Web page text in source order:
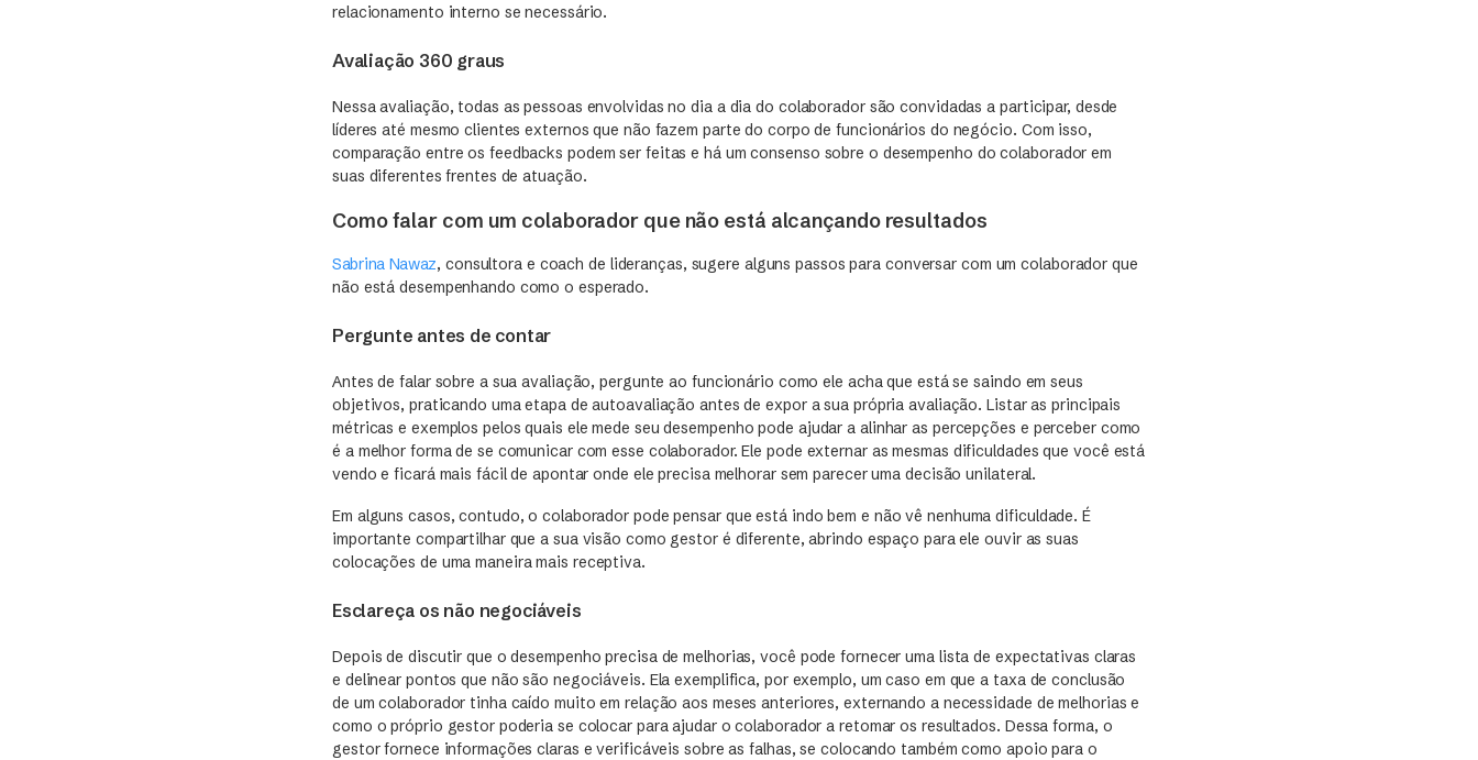
relacionamento interno se necessário.
Avaliação 360 graus
Nessa avaliação, todas as pessoas envolvidas no dia a dia do colaborador são convidadas a participar, desde
líderes até mesmo clientes externos que não fazem parte do corpo de funcionários do negócio. Com isso,
comparação entre os feedbacks podem ser feitas e há um consenso sobre o desempenho do colaborador em
suas diferentes frentes de atuação.
Como falar com um colaborador que não está alcançando resultados
Sabrina Nawaz, consultora e coach de lideranças, sugere alguns passos para conversar com um colaborador que
não está desempenhando como o esperado.
Pergunte antes de contar
Antes de falar sobre a sua avaliação, pergunte ao funcionário como ele acha que está se saindo em seus
objetivos, praticando uma etapa de autoavaliação antes de expor a sua própria avaliação. Listar as principais
métricas e exemplos pelos quais ele mede seu desempenho pode ajudar a alinhar as percepções e perceber como
é a melhor forma de se comunicar com esse colaborador. Ele pode externar as mesmas dificuldades que você está
vendo e ficará mais fácil de apontar onde ele precisa melhorar sem parecer uma decisão unilateral.
Em alguns casos, contudo, o colaborador pode pensar que está indo bem e não vê nenhuma dificuldade. É
importante compartilhar que a sua visão como gestor é diferente, abrindo espaço para ele ouvir as suas
colocações de uma maneira mais receptiva.
Esclareça os não negociáveis
Depois de discutir que o desempenho precisa de melhorias, você pode fornecer uma lista de expectativas claras
e delinear pontos que não são negociáveis. Ela exemplifica, por exemplo, um caso em que a taxa de conclusão
de um colaborador tinha caído muito em relação aos meses anteriores, externando a necessidade de melhorias e
como o próprio gestor poderia se colocar para ajudar o colaborador a retomar os resultados. Dessa forma, o
gestor fornece informações claras e verificáveis sobre as falhas, se colocando também como apoio para o